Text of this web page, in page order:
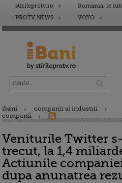
stirileprotv.ro Romania, te
PROTV NEWS
VOYO
ibani
companii si industrii
companii
Veniturile Twitter
trecut, la 1,4
Actiunile
dupa anunatrea